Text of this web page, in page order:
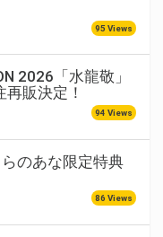
95 Views
2026「水龍敬」
販決定！
94 Views
のあな限定特典
86 Views